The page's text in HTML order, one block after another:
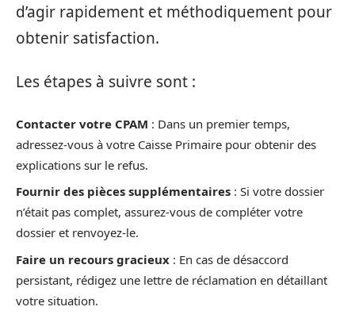
d’agir rapidement et méthodiquement pour
obtenir satisfaction.
Les étapes à suivre sont :
Contacter votre CPAM : Dans un premier temps,
adressez-vous à votre Caisse Primaire pour obtenir des
explications sur le refus.
Fournir des pièces supplémentaires : Si votre dossier
n’était pas complet, assurez-vous de compléter votre
dossier et renvoyez-le.
Faire un recours gracieux : En cas de désaccord
persistant, rédigez une lettre de réclamation en détaillant
votre situation.